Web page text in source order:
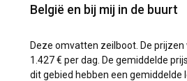
België en bij mij in de buurt
Deze omvatten zeilboot. De
1.427 € per dag. De gemiddelde
dit gebied hebben een gemiddelde